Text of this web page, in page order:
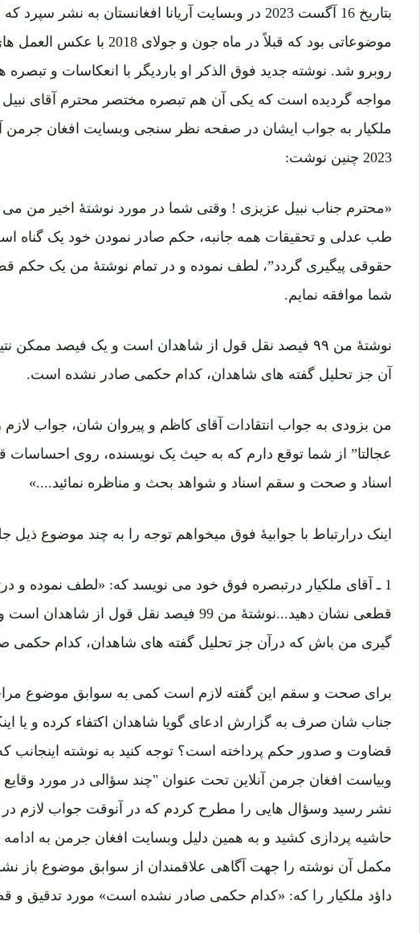
بتاریخ 16 آگست 2023 در وبسایت آریانا افغانستان به نشر
موضوعاتی بود که قبلاً در ماه جون و
روبرو شد. نوشته جدید فوق الذکر او باردیگر با انعکاسات و تبصره
مواجه گردیده است که یکی آن هم تبصره مختصر محترم آقای نبیل
2023 چنین نوشت:
«محترم جناب نبیل عزیزی ! وقتی شما در مورد نوشتهٔ اخیر من می
طب عدلی و تحقیقات همه جانبه، حکم صادر نمودن خود یک گناه
حقوقی پیگیری گردد”، لطف نموده و در تمام نوشتهٔ من یک حکم
شما موافقه نمایم.
نوشتهٔ من ۹۹ فیصد نقل قول از شاهدان است و یک فیصد
آن جز تحلیل گفته های شاهدان، کدام حکمی صادر نشده است.
من بزودی به جواب انتقادات آقای کاظم و پیروان شان، جواب لازم
عجالتا” از شما توقع دارم که به حیث یک نویسنده، روی احساسات
اسناد و صحت و سقم اسناد و شواهد بحث و‌ مناظره نمائید....»
اینک درارتباط با جوابیۀ فوق میخواهم توجه را به چند موضوع ذیل
1 ـ آقای ملکیار درتبصره فوق خود می نویسد که: «لطف نموده و
قطعی نشان دهید...نوشتۀ من 99 فیصد نقل قول از
گیری من باش که درآن جز تحلیل گفته های شاهدان، کدام حکمی
برای صحت و سقم این گفته لازم است کمی به سوابق موضوع
جناب شان صرف به گزارش ادعای گویا شاهدان اکتفاء کرده و یا
وبیاست افغان جرمن آنلاین تحت عنوان "چند سؤالی در مورد وقایع
نشر رسید وسؤال هایی را مطرح کردم که در آنوقت جواب لازم در
حاشیه پردازی کشید و به همین دلیل وبسایت افغان جرمن به ادامه
مکمل آن نوشته را جهت آگاهی علاقمندان از سوابق موضوع باز نشر
داؤد ملکیار را که: «کدام حکمی صادر نشده است» مورد تدقیق و